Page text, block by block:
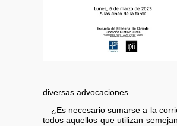
diversas advocaciones.
¿Es necesario sumarse a la
todos aquellos que utilizan